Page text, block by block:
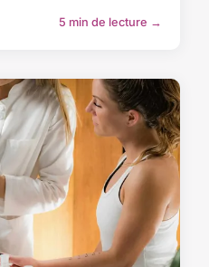
5 min de lecture →